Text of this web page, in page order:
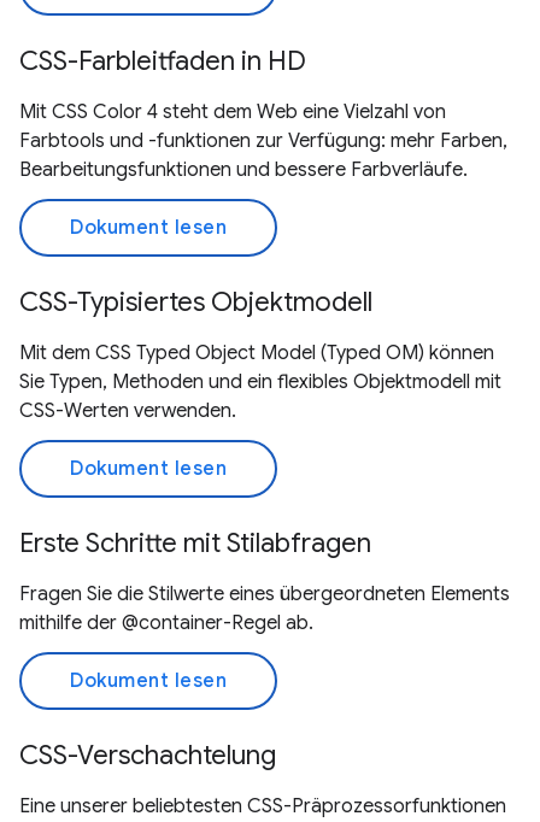
CSS-Farbleitfaden in HD
Mit CSS Color 4 steht dem Web eine Vielzahl von
Farbtools und -funktionen zur Verfügung: mehr Farben,
Bearbeitungsfunktionen und bessere Farbverläufe.
Dokument lesen
CSS-Typisiertes Objektmodell
Mit dem CSS Typed Object Model (Typed OM) können
Sie Typen, Methoden und ein flexibles Objektmodell mit
CSS-Werten verwenden.
Dokument lesen
Erste Schritte mit Stilabfragen
Fragen Sie die Stilwerte eines übergeordneten Elements
mithilfe der @container-Regel ab.
Dokument lesen
CSS-Verschachtelung
Eine unserer beliebtesten CSS-Präprozessorfunktionen